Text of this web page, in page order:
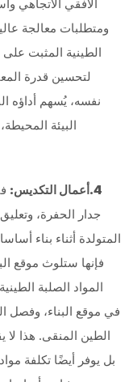
الأفقي الاتجاهي
ومتطلبات معالجة
الطينية المثبت
لتحسين قدرة
نفسه، يُسهم أداؤه
البيئة
4. أعمال التكديس:
جدار الحفرة،
المتولدة أثناء بناء
فإنها ستلوث موقع
المواد الصلبة
في موقع البناء، وفصل
الطين المنقى. هذا لا
بل يوفر أيضًا تكلفة